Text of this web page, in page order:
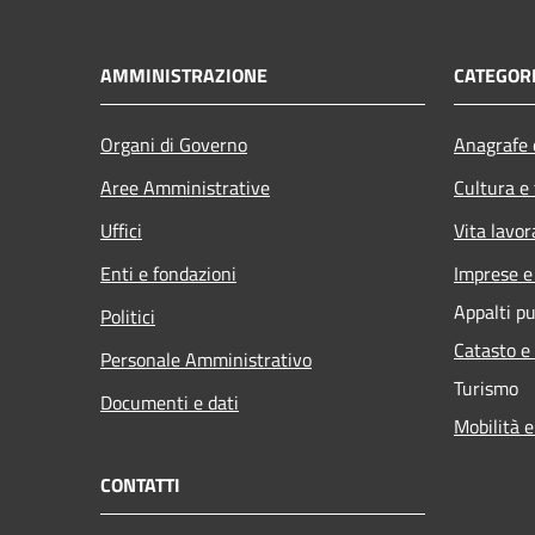
AMMINISTRAZIONE
Organi di Governo
Aree Amministrative
Uffici
Enti e fondazioni
Politici
Personale Amministrativo
Documenti e dati
Cultura
Vita
Imprese
Appalti
Catasto
Turismo
Mobilità
CONTATTI